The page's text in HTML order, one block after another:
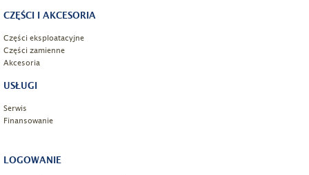
CZĘŚCI I AKCESORIA
Części eksploatacyjne
Części zamienne
Akcesoria
USŁUGI
Serwis
Finansowanie
LOGOWANIE